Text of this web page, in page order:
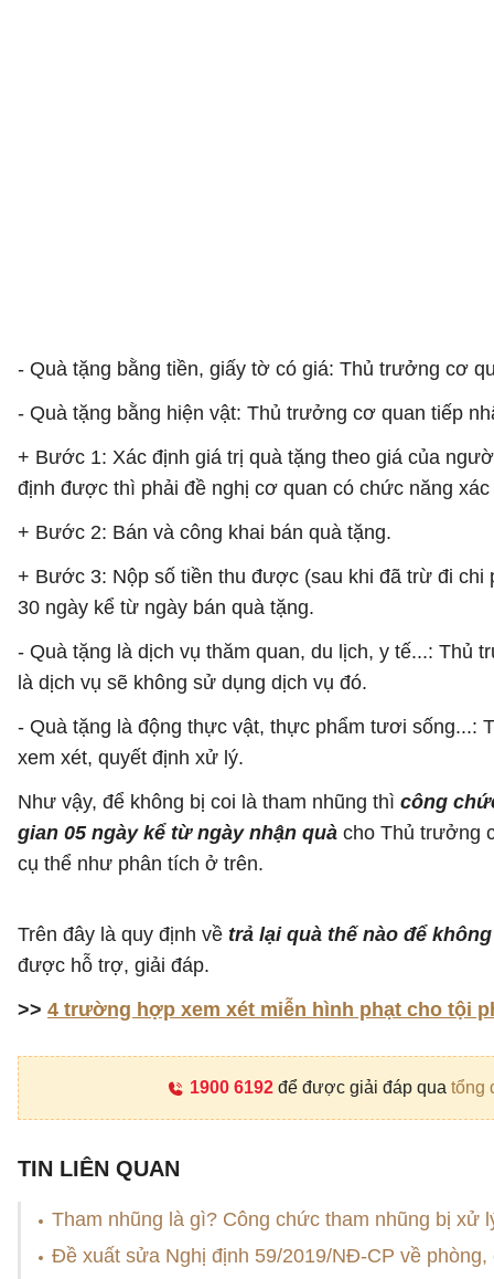
- Quà tặng bằng tiền, giấy tờ có giá: Thủ trưởng cơ
- Quà tặng bằng hiện vật: Thủ trưởng cơ quan tiếp
+ Bước 1: Xác định giá trị quà tặng theo giá của
định được thì phải đề nghị cơ quan có chức năng xác
+ Bước 2: Bán và công khai bán quà tặng.
+ Bước 3: Nộp số tiền thu được (sau khi đã trừ đi
30 ngày kể từ ngày bán quà tặng.
- Quà tặng là dịch vụ thăm quan, du lịch, y tế...:
là dịch vụ sẽ không sử dụng dịch vụ đó.
- Quà tặng là động thực vật, thực phẩm tươi sống...:
xem xét, quyết định xử lý.
Như vậy, để không bị coi là tham nhũng thì công
gian 05 ngày kể từ ngày nhận quà cho Thủ trưởng
cụ thể như phân tích ở trên.
Trên đây là quy định về trả lại quà thế nào để
được hỗ trợ, giải đáp.
>> 4 trường hợp xem xét miễn hình phạt cho tội
1900 6192để được giải đáp qua tổng
TIN LIÊN QUAN
Tham nhũng là gì? Công chức tham nhũng bị xử
Đề xuất sửa Nghị định 59/2019/NĐ-CP về phòng,